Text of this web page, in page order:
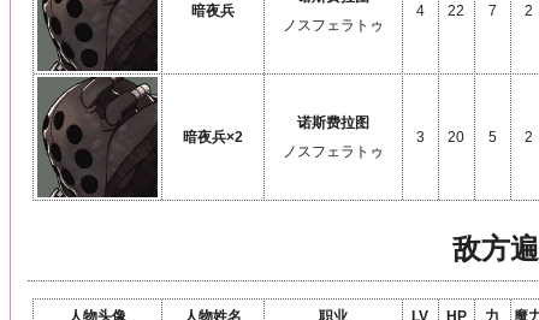
暗夜兵
ノスフェラトゥ
4 22 7 2
暗夜兵×2
诺斯费拉图
ノスフェラトゥ
3 20 5 2
敌方
人物头像 人物姓名 职业 LV HP 力 魔